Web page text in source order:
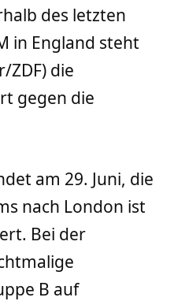
des letzten
in England steht
ZDF) die
gegen die
am 29. Juni, die
nach London ist
Bei der
B auf